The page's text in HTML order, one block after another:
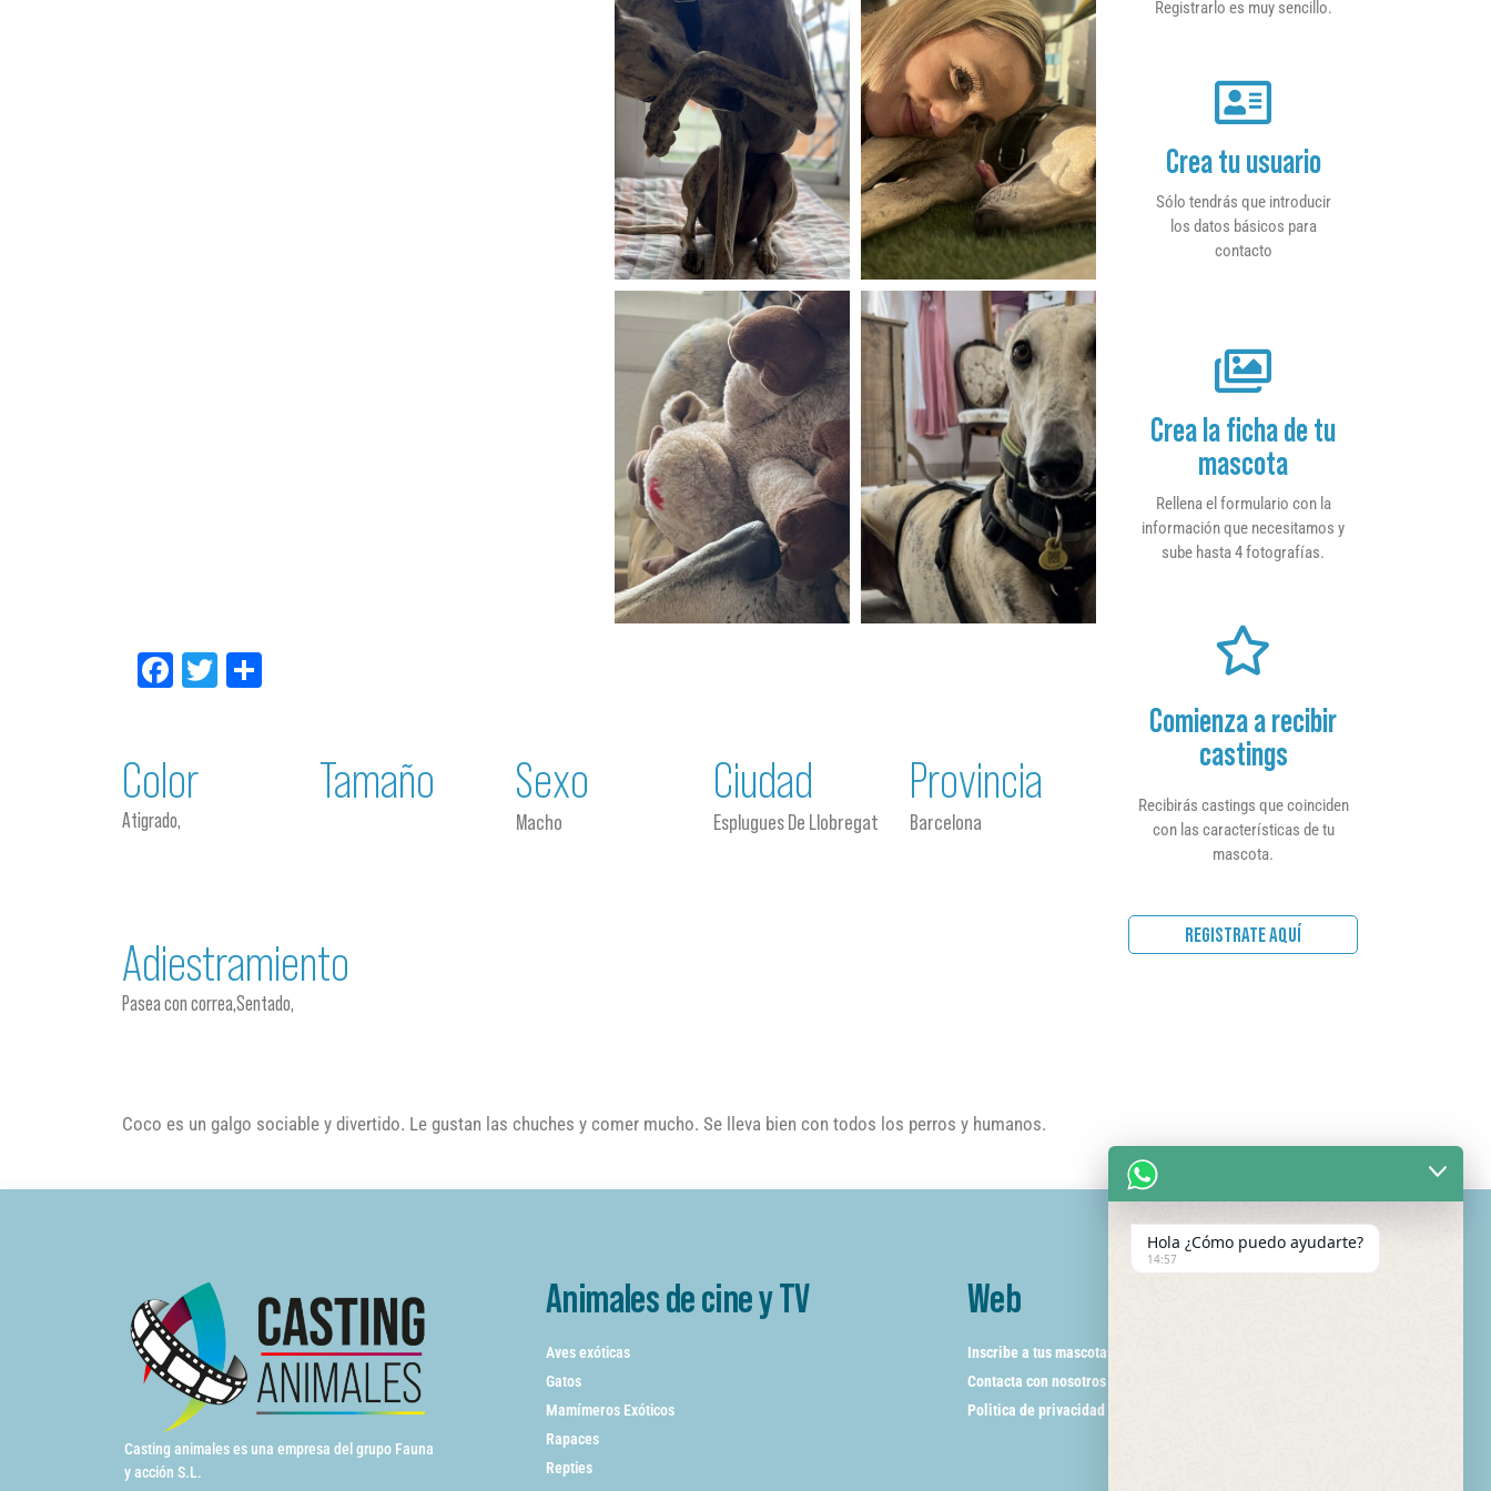
Facebook
Twitter
Color
Atigrado,
Tamaño Sexo
Macho
Ciudad
Esplugues De Llobregat
Provincia
Barcelona
Adiestramiento
Pasea con correa,Sentado,
Coco es un galgo sociable y divertido. Le gustan las chuches y comer mucho. Se lleva bien con todos los perros y humanos.
Registrarlo es muy sencillo.
Crea tu usuario
Sólo tendrás que introducir
los datos básicos para
contacto
Crea la ficha de tu
mascota
Rellena el formulario con la
información que necesitamos y
sube hasta 4 fotografías.
Comienza a recibir
castings
Recibirás castings que coinciden
con las características de tu
mascota.
REGISTRATE AQUÍ
Casting animales es una empresa del grupo Fauna
y acción S.L.
Animales de cine y TV
Aves exóticas
Gatos
Mamímeros Exóticos
Rapaces
Repties
Web
Inscribe a tus mascotas
Contacta con nosotros
Politica de privacidad
Hola ¿Cómo puedo ayudarte?
14:57